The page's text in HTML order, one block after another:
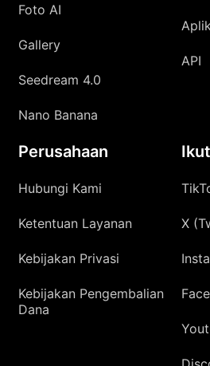
Foto AI
Gallery
Seedream 4.0
Nano Banana
API
Perusahaan
Hubungi Kami
Ketentuan Layanan
Kebijakan Privasi
Kebijakan Pengembalian
Dana
X